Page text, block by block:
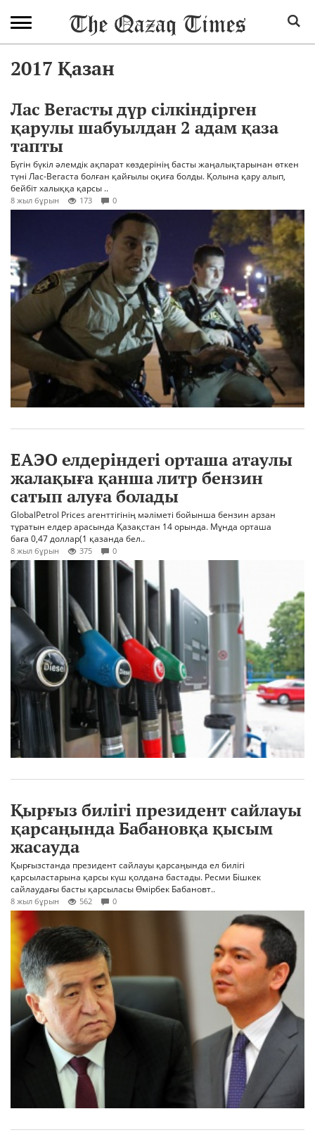
2017 Қазан
Лас Вегасты дүр сілкіндірген
қарулы шабуылдан 2 адам қаза
тапты
Бүгін бүкіл әлемдік ақпарат көздерінің басты жаңалықтарынан өткен
түні Лас-Вегаста болған қайғылы оқиға болды. Қолына қару алып,
бейбіт халыққа қарсы ..
8 жыл бұрын 173 0
ЕАЭО елдеріндегі орташа атаулы
жалақыға қанша литр бензин
сатып алуға болады
GlobalPetrol Prices агенттігінің мәліметі бойынша бензин арзан
тұратын елдер арасында Қазақстан 14 орында. Мұнда орташа
баға 0,47 доллар(1 қазанда бел..
8 жыл бұрын 375 0
Қырғыз билігі президент сайлауы
қарсаңында Бабановқа қысым
жасауда
Қырғызстанда президент сайлауы қарсаңында ел билігі
қарсыластарына қарсы күш қолдана бастады. Ресми Бішкек
сайлаудағы басты қарсыласы Өмірбек Бабановт..
8 жыл бұрын 562 0